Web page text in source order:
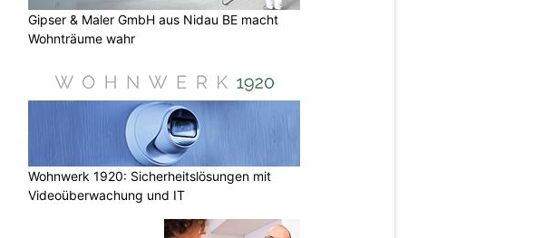
Gipser & Maler GmbH aus Nidau BE macht
Wohnträume wahr
Wohnwerk 1920: Sicherheitslösungen mit
Videoüberwachung und IT